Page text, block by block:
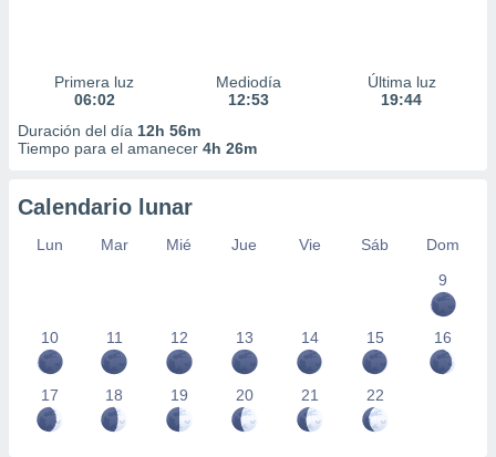
Primera luz
06:02
Mediodía
12:53
Última luz
19:44
Duración del día 12h 56m
Tiempo para el amanecer 4h 26m
Calendario lunar
Lun Mar Mié Jue Vie Sáb
Dom
9
10 11 12 13 14 15 16
17 18 19 20 21 22